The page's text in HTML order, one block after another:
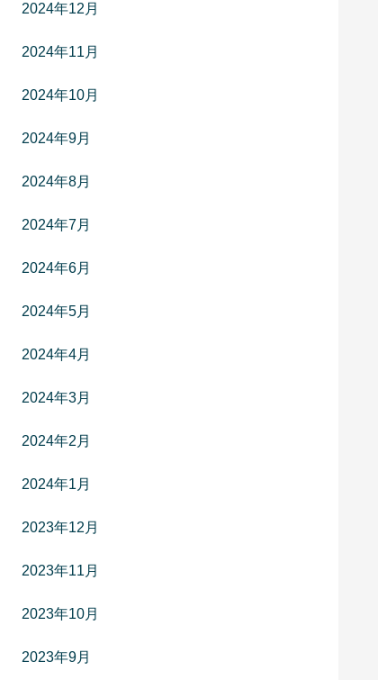
2024年12月
2024年11月
2024年10月
2024年9月
2024年8月
2024年7月
2024年6月
2024年5月
2024年4月
2024年3月
2024年2月
2024年1月
2023年12月
2023年11月
2023年10月
2023年9月